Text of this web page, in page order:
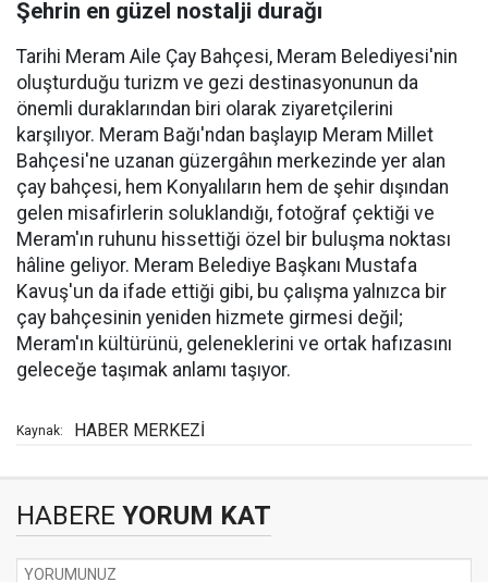
Şehrin en güzel nostalji durağı
Tarihi Meram Aile Çay Bahçesi, Meram Belediyesi'nin
oluşturduğu turizm ve gezi destinasyonunun da
önemli duraklarından biri olarak ziyaretçilerini
karşılıyor. Meram Bağı'ndan başlayıp Meram Millet
Bahçesi'ne uzanan güzergâhın merkezinde yer alan
çay bahçesi, hem Konyalıların hem de şehir dışından
gelen misafirlerin soluklandığı, fotoğraf çektiği ve
Meram'ın ruhunu hissettiği özel bir buluşma noktası
hâline geliyor. Meram Belediye Başkanı Mustafa
Kavuş'un da ifade ettiği gibi, bu çalışma yalnızca bir
çay bahçesinin yeniden hizmete girmesi değil;
Meram'ın kültürünü, geleneklerini ve ortak hafızasını
geleceğe taşımak anlamı taşıyor.
Kaynak: HABER MERKEZİ
HABERE YORUM KAT